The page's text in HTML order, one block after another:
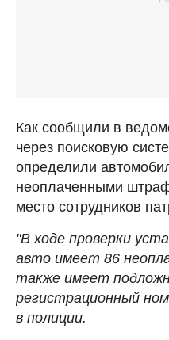
Как сообщили в
через поисковую
определили
неоплаченными
место сотрудников
"В ходе проверки
авто имеет 86
также имеет
регистрационный
в полиции.